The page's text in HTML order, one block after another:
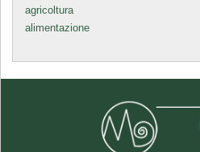
agricoltura
alimentazione